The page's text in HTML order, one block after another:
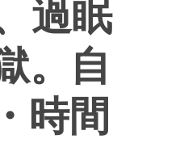
過眠
。自
時間